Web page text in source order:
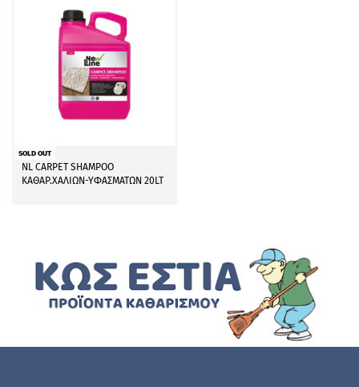
SOLD OUT
NL CARPET SHAMPOO
ΚΑΘΑΡ.ΧΑΛΙΩΝ-ΥΦΑΣΜΑΤΩΝ 20LT